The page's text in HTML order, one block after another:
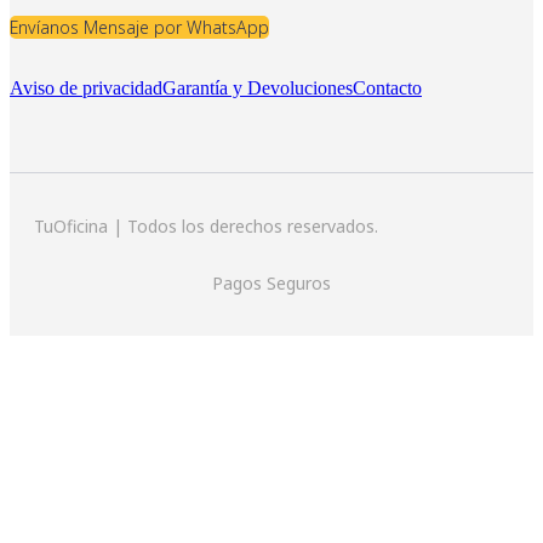
Envíanos Mensaje por WhatsApp
Aviso de privacidadGarantía y DevolucionesContacto
TuOficina | Todos los derechos reservados.
Pagos Seguros